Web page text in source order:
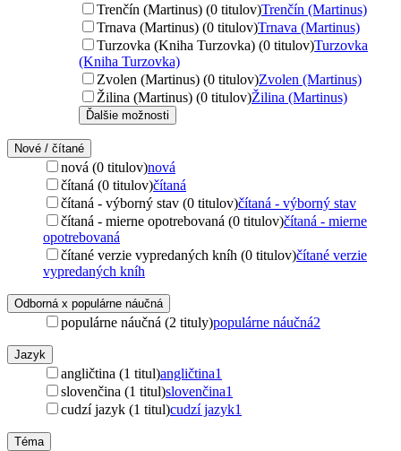
Trenčín (Martinus) (0 titulov)Trenčín (Martinus)
Trnava (Martinus) (0 titulov)Trnava (Martinus)
Turzovka (Kniha Turzovka) (0 titulov)Turzovka
(Kniha Turzovka)
Zvolen (Martinus) (0 titulov)Zvolen (Martinus)
Žilina (Martinus) (0 titulov)Žilina (Martinus)
Ďalšie možnosti
Nové / čítané
nová (0 titulov)nová
čítaná (0 titulov)čítaná
čítaná - výborný stav (0 titulov)čítaná - výborný stav
čítaná - mierne opotrebovaná (0 titulov)čítaná - mierne
opotrebovaná
čítané verzie vypredaných kníh (0 titulov)čítané verzie
vypredaných kníh
Odborná x populárne náučná
populárne náučná (2 tituly)populárne náučná2
Jazyk
angličtina (1 titul)angličtina1
slovenčina (1 titul)slovenčina1
cudzí jazyk (1 titul)cudzí jazyk1
Téma